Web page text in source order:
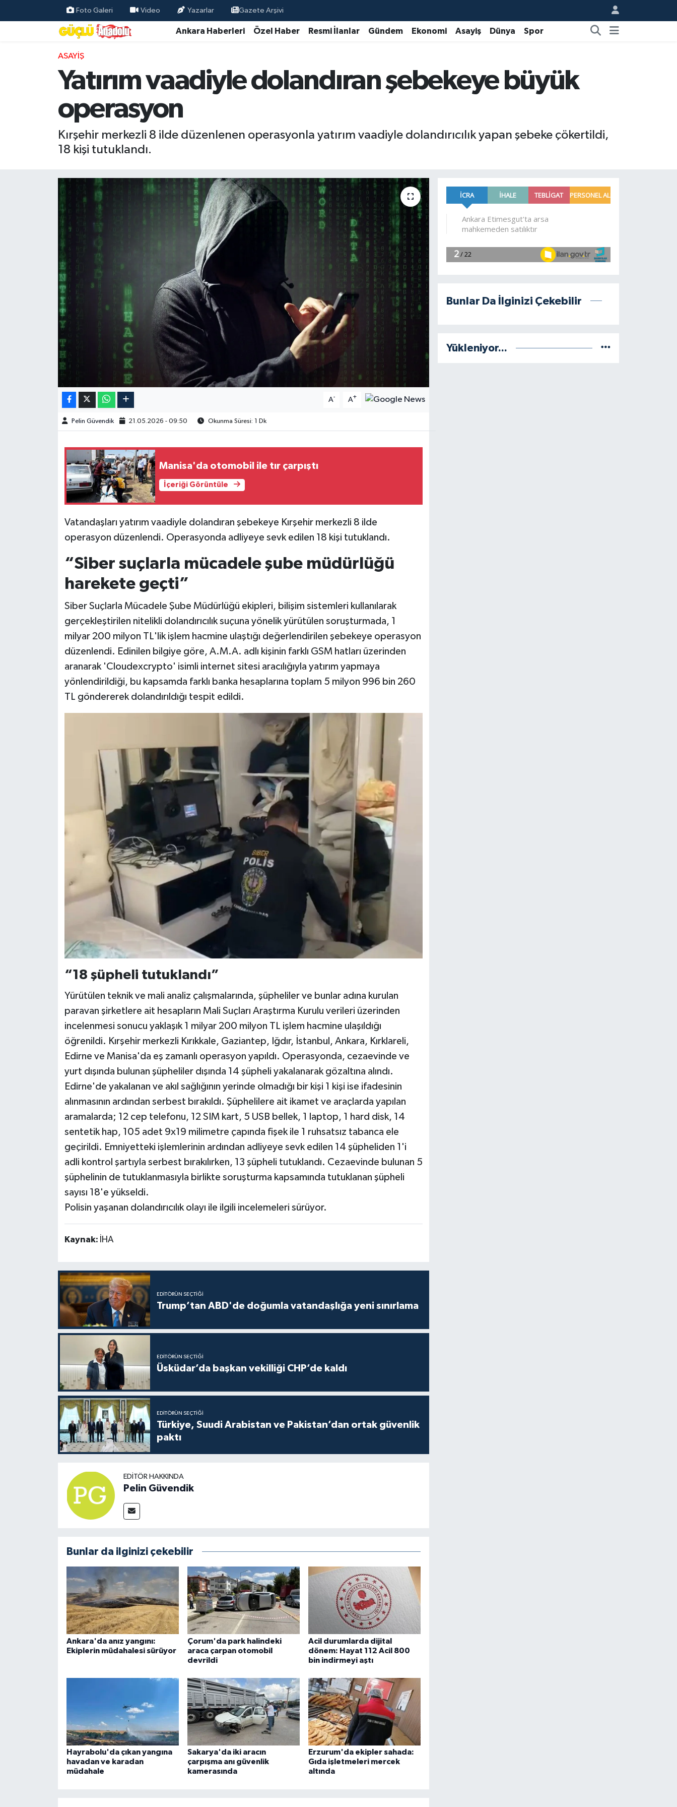
Foto Galeri Video Yazarlar Gazete Arşivi
Ankara Haberleri Özel Haber Resmi İlanlar Gündem Ekonomi Asayiş Dünya Spor
ASAYIŞ
Yatırım vaadiyle dolandıran şebekeye büyük
operasyon
Kırşehir merkezli 8 ilde düzenlenen operasyonla yatırım vaadiyle dolandırıcılık yapan şebeke çökertildi,
18 kişi tutuklandı.
A- A+
Pelin Güvendik 21.05.2026 - 09:50 Okunma Süresi: 1 Dk
Manisa'da otomobil ile tır çarpıştı
İçeriği Görüntüle
Vatandaşları yatırım vaadiyle dolandıran şebekeye Kırşehir merkezli 8 ilde
operasyon düzenlendi. Operasyonda adliyeye sevk edilen 18 kişi tutuklandı.
“Siber suçlarla mücadele şube müdürlüğü
harekete geçti”
Siber Suçlarla Mücadele Şube Müdürlüğü ekipleri, bilişim sistemleri kullanılarak
gerçekleştirilen nitelikli dolandırıcılık suçuna yönelik yürütülen soruşturmada, 1
milyar 200 milyon TL'lik işlem hacmine ulaştığı değerlendirilen şebekeye operasyon
düzenlendi. Edinilen bilgiye göre, A.M.A. adlı kişinin farklı GSM hatları üzerinden
aranarak 'Cloudexcrypto' isimli internet sitesi aracılığıyla yatırım yapmaya
yönlendirildiği, bu kapsamda farklı banka hesaplarına toplam 5 milyon 996 bin 260
TL göndererek dolandırıldığı tespit edildi.
“18 şüpheli tutuklandı”
Yürütülen teknik ve mali analiz çalışmalarında, şüpheliler ve bunlar adına kurulan
paravan şirketlere ait hesapların Mali Suçları Araştırma Kurulu verileri üzerinden
incelenmesi sonucu yaklaşık 1 milyar 200 milyon TL işlem hacmine ulaşıldığı
öğrenildi. Kırşehir merkezli Kırıkkale, Gaziantep, Iğdır, İstanbul, Ankara, Kırklareli,
Edirne ve Manisa'da eş zamanlı operasyon yapıldı. Operasyonda, cezaevinde ve
yurt dışında bulunan şüpheliler dışında 14 şüpheli yakalanarak gözaltına alındı.
Edirne'de yakalanan ve akıl sağlığının yerinde olmadığı bir kişi 1 kişi ise ifadesinin
alınmasının ardından serbest bırakıldı. Şüphelilere ait ikamet ve araçlarda yapılan
aramalarda; 12 cep telefonu, 12 SIM kart, 5 USB bellek, 1 laptop, 1 hard disk, 14
sentetik hap, 105 adet 9x19 milimetre çapında fişek ile 1 ruhsatsız tabanca ele
geçirildi. Emniyetteki işlemlerinin ardından adliyeye sevk edilen 14 şüpheliden 1'i
adli kontrol şartıyla serbest bırakılırken, 13 şüpheli tutuklandı. Cezaevinde bulunan 5
şüphelinin de tutuklanmasıyla birlikte soruşturma kapsamında tutuklanan şüpheli
sayısı 18'e yükseldi.
Polisin yaşanan dolandırıcılık olayı ile ilgili incelemeleri sürüyor.
Kaynak: İHA
EDITÖRÜN SEÇTIĞI
Trump’tan ABD'de doğumla vatandaşlığa yeni sınırlama
EDITÖRÜN SEÇTIĞI
Üsküdar’da başkan vekilliği CHP’de kaldı
EDITÖRÜN SEÇTIĞI
Türkiye, Suudi Arabistan ve Pakistan’dan ortak güvenlik
paktı
EDITÖR HAKKINDA
Pelin Güvendik
Bunlar da ilginizi çekebilir
Ankara'da anız yangını:
Ekiplerin müdahalesi sürüyor
Çorum'da park halindeki
araca çarpan otomobil
devrildi
Acil durumlarda dijital
dönem: Hayat 112 Acil 800
bin indirmeyi aştı
Hayrabolu'da çıkan yangına
havadan ve karadan
müdahale
Sakarya'da iki aracın
çarpışma anı güvenlik
kamerasında
Erzurum'da ekipler sahada:
Gıda işletmeleri mercek
altında
Bunlar Da İlginizi Çekebilir
Yükleniyor...
Özel Haber
Resmi İlanlar
Ekonomi
Gündem
Magazin
Burç Yorumları
Hava Durumu
Kim kimdir?
Kültür Sanat
Televizyon